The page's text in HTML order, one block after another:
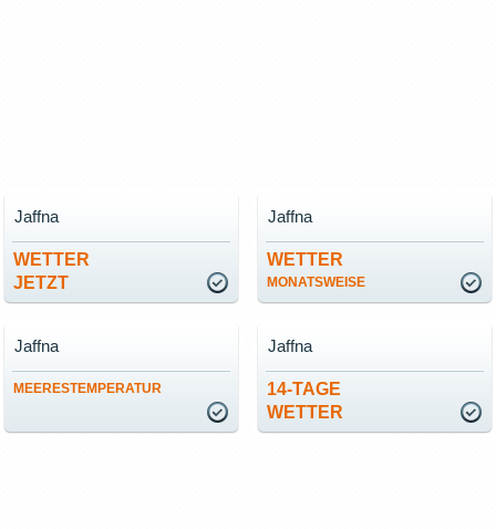
WETTER
JETZT
Jaffna
WETTER
MONATSWEISE
Jaffna
MEERESTEMPERATUR
Jaffna
14-TAGE
WETTER
Jaffna